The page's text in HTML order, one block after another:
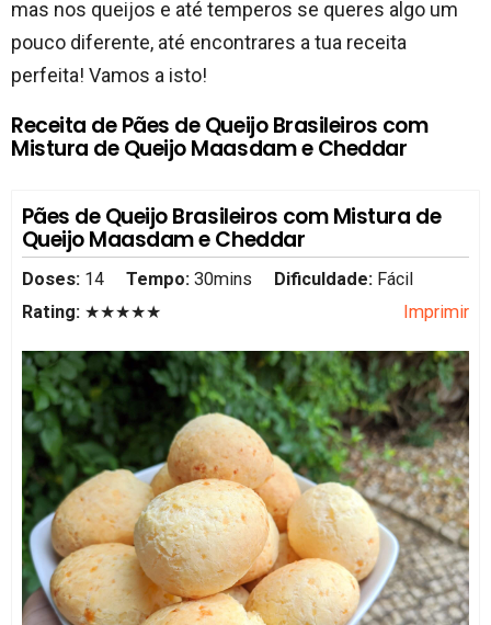
mas nos queijos e até temperos se queres algo um
pouco diferente, até encontrares a tua receita
perfeita! Vamos a isto!
Receita de Pães de Queijo Brasileiros com
Mistura de Queijo Maasdam e Cheddar
Pães de Queijo Brasileiros com Mistura de
Queijo Maasdam e Cheddar
Doses: 14 Tempo: 30mins Dificuldade: Fácil
Rating: ★★★★★ Imprimir